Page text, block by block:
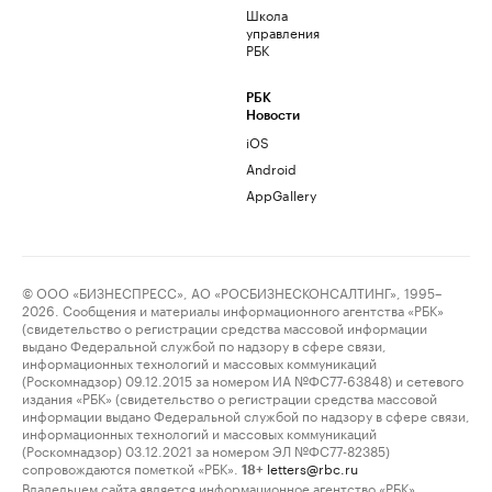
Школа
управления
РБК
РБК
Новости
iOS
Android
AppGallery
© ООО «БИЗНЕСПРЕСС», АО «РОСБИЗНЕСКОНСАЛТИНГ», 1995–
2026. Сообщения и материалы информационного агентства «РБК»
(свидетельство о регистрации средства массовой информации
выдано Федеральной службой по надзору в сфере связи,
информационных технологий и массовых коммуникаций
(Роскомнадзор) 09.12.2015 за номером ИА №ФС77-63848) и сетевого
издания «РБК» (свидетельство о регистрации средства массовой
информации выдано Федеральной службой по надзору в сфере связи,
информационных технологий и массовых коммуникаций
(Роскомнадзор) 03.12.2021 за номером ЭЛ №ФС77-82385)
сопровождаются пометкой «РБК».
18+ letters@rbc.ru
Владельцем сайта является информационное агентство «РБК».